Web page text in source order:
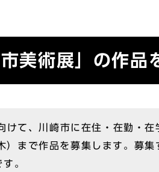
美術展」の作品
て、川崎市に在住・在勤・在
まで作品を募集します。募集
。